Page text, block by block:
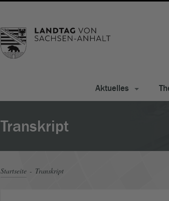
Aktuelles
Transkript
Startseite Transkript